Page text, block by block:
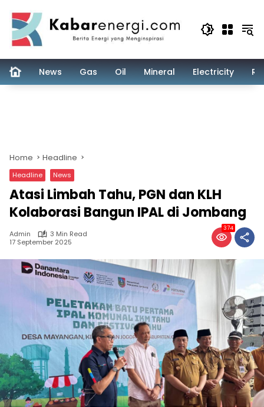
content
News Gas Oil Mineral Electricity
Home Headline
Headline News
Atasi Limbah Tahu, PGN dan KLH
Kolaborasi Bangun IPAL di Jombang
Admin
3 Min Read
17 September 2025
374